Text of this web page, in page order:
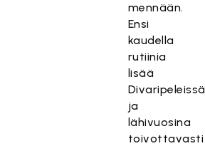
mennään.
Ensi
kaudella
rutiinia
lisää
Divaripeleissä
ja
lähivuosina
toivottavasti